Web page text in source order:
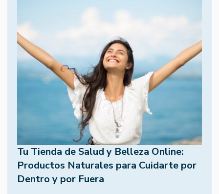
Tu Tienda de Salud y Belleza Online:
Productos Naturales para Cuidarte por
Dentro y por Fuera